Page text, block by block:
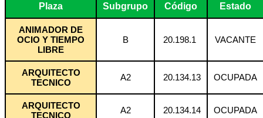
Plaza Subgrupo Código Estado
ANIMADOR DE
OCIO Y TIEMPO
LIBRE
B 20.198.1 VACANTE
ARQUITECTO
TECNICO
A2 20.134.13 OCUPADA
ARQUITECTO
TECNICO
A2 20.134.14 OCUPADA